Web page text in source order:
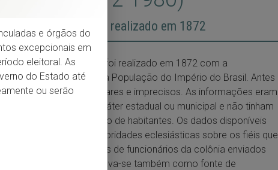
e órgãos do
excepcionais em
eleitoral. As
do Estado até
ou serão
Censo brasileiro foi realizado em 1872
Nacional no Brasil foi realizado em 1872 com a
de Recenseamento da População do Império do Brasil. Antes
eram irregulares e imprecisos. As informações eram
de contagem de caráter estadual ou municipal e não tinham
único contar o número de habitantes. Os dados disponíveis
a relatórios de autoridades eclesiásticas sobre os fiéis que
as igrejas e a relatórios de funcionários da colônia enviados
da metrópole. Usava-se também como fonte de